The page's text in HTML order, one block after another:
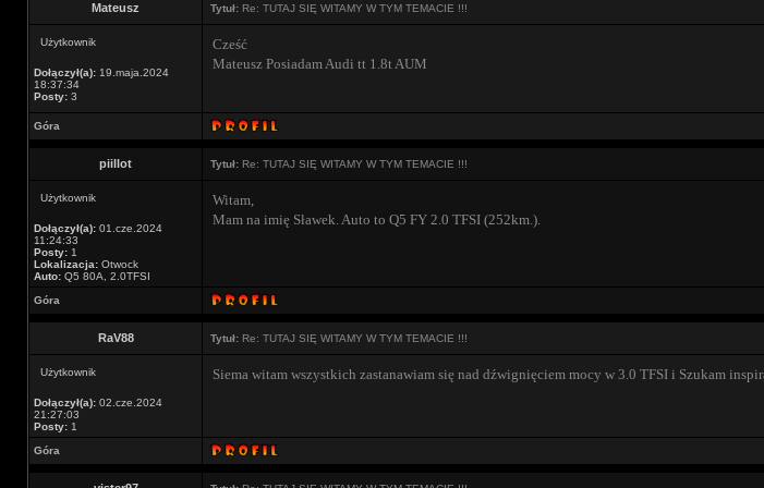
Mateusz Tytuł: Re: TUTAJ SIĘ WITAMY W TYM TEMACIE !!!
Użytkownik
Dołączył(a): 19.maja.2024
18:37:34
Posty: 3
Cześć
Mateusz Posiadam Audi tt 1.8t AUM
Góra
piillot Tytuł: Re: TUTAJ SIĘ WITAMY W TYM TEMACIE !!!
Użytkownik
Dołączył(a): 01.cze.2024
11:24:33
Posty: 1
Lokalizacja: Otwock
Auto: Q5 80A, 2.0TFSI
Witam,
Mam na imię Sławek. Auto to Q5 FY 2.0 TFSI (252km.).
Góra
RaV88 Tytuł: Re: TUTAJ SIĘ WITAMY W TYM TEMACIE !!!
Użytkownik
Dołączył(a): 02.cze.2024
21:27:03
Posty: 1
Siema witam wszystkich zastanawiam się nad dźwignięciem mocy w 3.0 TFSI i Szukam
Góra